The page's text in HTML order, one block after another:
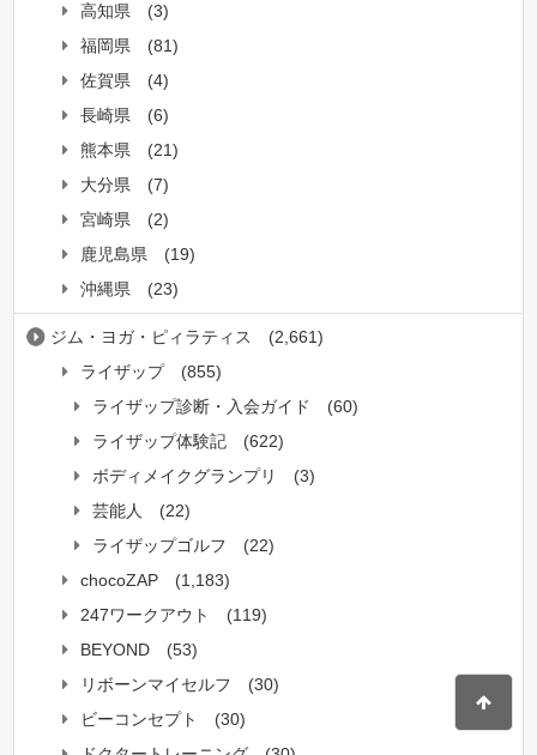
高知県
(3)
福岡県
(81)
佐賀県
(4)
長崎県
(6)
熊本県
(21)
大分県
(7)
宮崎県
(2)
鹿児島県
(19)
沖縄県
(23)
ジム・ヨガ・ピィラティス
(2,661)
ライザップ
(855)
ライザップ診断・入会ガイド
(60)
ライザップ体験記
(622)
ボディメイクグランプリ
(3)
芸能人
(22)
ライザップゴルフ
(22)
chocoZAP
(1,183)
247ワークアウト
(119)
BEYOND
(53)
リボーンマイセルフ
(30)
ビーコンセプト
(30)